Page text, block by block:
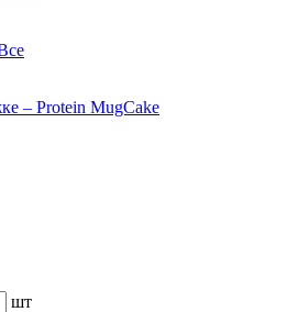
– Protein MugCake
шт